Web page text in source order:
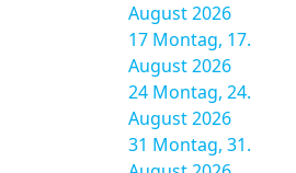
August 2026
17 Montag, 17.
August 2026
24 Montag, 24.
August 2026
31 Montag, 31.